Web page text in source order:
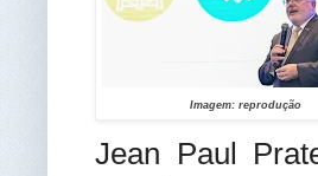
Imagem: reprodução
Jean Paul